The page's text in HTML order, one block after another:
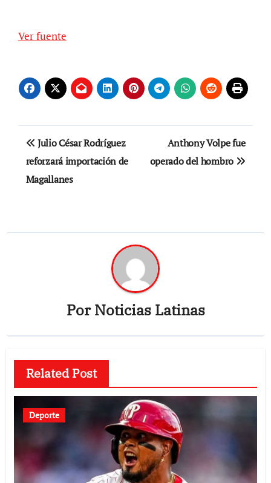
Ver fuente
Navegación
de
entradas
Julio César Rodríguez
reforzará importación de
Magallanes
Anthony Volpe fue
operado del hombro
PorNoticias Latinas
Related Post
Deporte